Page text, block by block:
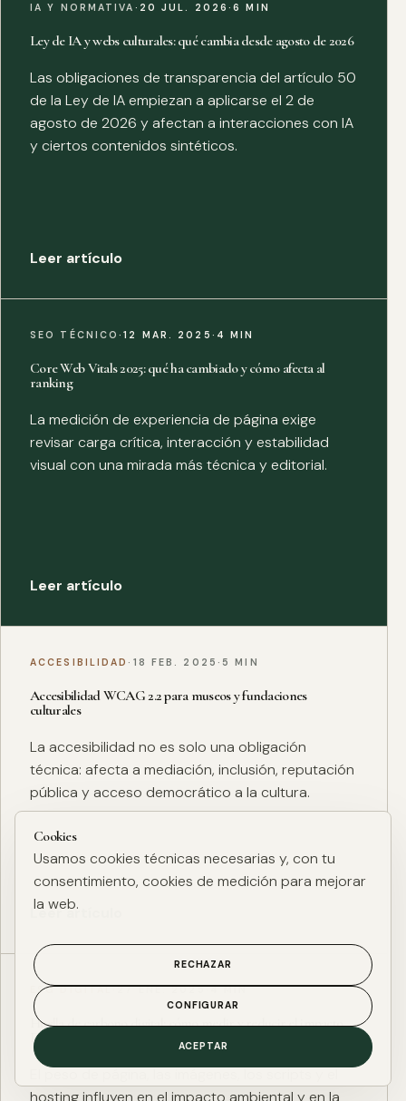
IA Y NORMATIVA · 20 JUL. 2026·6 MIN
Ley de IA y webs culturales: qué cambia desde agosto de 2026
Las obligaciones de transparencia del artículo 50
de la Ley de IA empiezan a aplicarse el 2 de
agosto de 2026 y afectan a interacciones con IA
y ciertos contenidos sintéticos.
Leer artículo
SEO TÉCNICO·12 MAR. 2025 · 4 MIN
Core Web Vitals 2025: qué ha cambiado y cómo afecta al
ranking
La medición de experiencia de página exige
revisar carga crítica, interacción y estabilidad
visual con una mirada más técnica y editorial.
Leer artículo
ACCESIBILIDAD · 18 FEB. 2025 · 5 MIN
Accesibilidad WCAG 2.2 para museos y fundaciones
culturales
La accesibilidad no es solo una obligación
técnica: afecta a mediación, inclusión, reputación
pública y acceso democrático a la cultura.
Leer artículo
ESG DIGITAL·27 ENE. 2025·4 MIN
Huella de carbono digital: cómo medir y reducir el impacto
ESG de una web
El peso de página, las imágenes, los scripts y el
hosting influyen en el impacto ambiental y en la
Cookies
Usamos cookies técnicas necesarias y, con tu
consentimiento, cookies de medición para mejorar
la web.
RECHAZAR
CONFIGURAR
ACEPTAR